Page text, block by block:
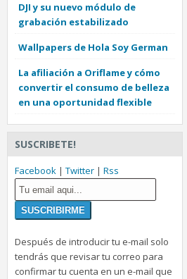
DJI y su nuevo módulo de
grabación estabilizado
Wallpapers de Hola Soy German
La afiliación a Oriflame y cómo
convertir el consumo de belleza
en una oportunidad flexible
SUSCRIBETE!
Facebook | Twitter | Rss
Después de introducir tu e-mail solo
tendrás que revisar tu correo para
confirmar tu cuenta en un e-mail que